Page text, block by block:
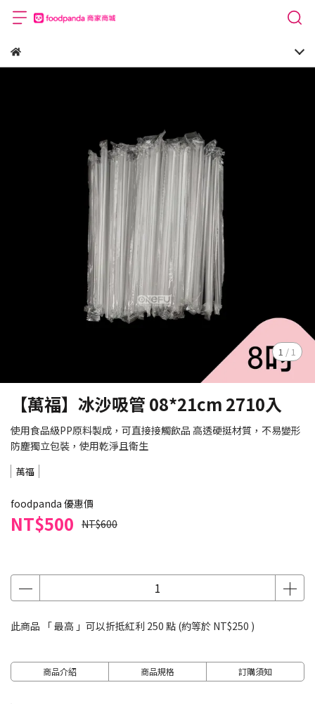
1 / 1
【萬福】冰沙吸管 08*21cm 2710入
使用食品級PP原料製成，可直接接觸飲品 高透硬挺材質，不易變形
防塵獨立包裝，使用乾淨且衛生
萬福
foodpanda 優惠價
NT$500 NT$600
此商品 「 最高 」可以折抵紅利 250 點 (約等於 NT$250 )
商品介紹 商品規格 訂購須知